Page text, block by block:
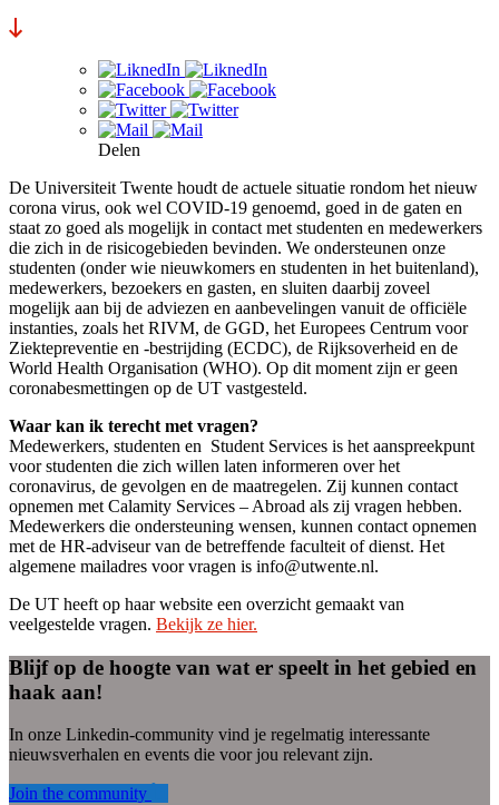
Delen
De Universiteit Twente houdt de actuele situatie rondom het nieuw
corona virus, ook wel COVID-19 genoemd, goed in de gaten en
staat zo goed als mogelijk in contact met studenten en medewerkers
die zich in de risicogebieden bevinden. We ondersteunen onze
studenten (onder wie nieuwkomers en studenten in het buitenland),
medewerkers, bezoekers en gasten, en sluiten daarbij zoveel
mogelijk aan bij de adviezen en aanbevelingen vanuit de officiële
instanties, zoals het RIVM, de GGD, het Europees Centrum voor
Ziektepreventie en -bestrijding (ECDC), de Rijksoverheid en de
World Health Organisation (WHO). Op dit moment zijn er geen
coronabesmettingen op de UT vastgesteld.
Waar kan ik terecht met vragen?
Medewerkers, studenten en Student Services is het aanspreekpunt
voor studenten die zich willen laten informeren over het
coronavirus, de gevolgen en de maatregelen. Zij kunnen contact
opnemen met Calamity Services – Abroad als zij vragen hebben.
Medewerkers die ondersteuning wensen, kunnen contact opnemen
met de HR-adviseur van de betreffende faculteit of dienst. Het
algemene mailadres voor vragen is info@utwente.nl.
De UT heeft op haar website een overzicht gemaakt van
veelgestelde vragen. Bekijk ze hier.
Blijf op de hoogte van wat er speelt in het gebied en
haak aan!
In onze Linkedin-community vind je regelmatig interessante
nieuwsverhalen en events die voor jou relevant zijn.
Join the community